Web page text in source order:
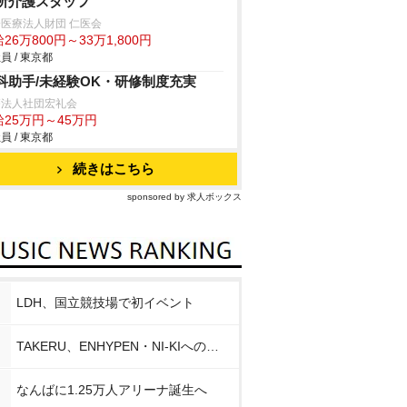
療法人財団 仁医会
26万800円～33万1,800円
/ 東京都
助手/未経験OK・研修制度充実
人社団宏礼会
25万円～45万円
/ 東京都
続きはこちら
sponsored by 求人ボックス
LDH、国立競技場で初イベント
なんばに1.25万人アリーナ誕生へ